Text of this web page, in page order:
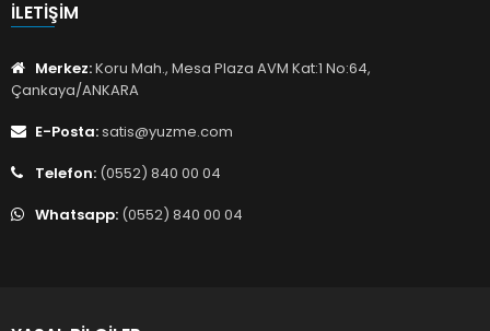
İLETIŞIM
Merkez:Koru Mah., Mesa Plaza AVM Kat:1 No:64,
Çankaya/ANKARA
E-Posta:satis@yuzme.com
Telefon: (0552) 840 00 04
Whatsapp: (0552) 840 00 04